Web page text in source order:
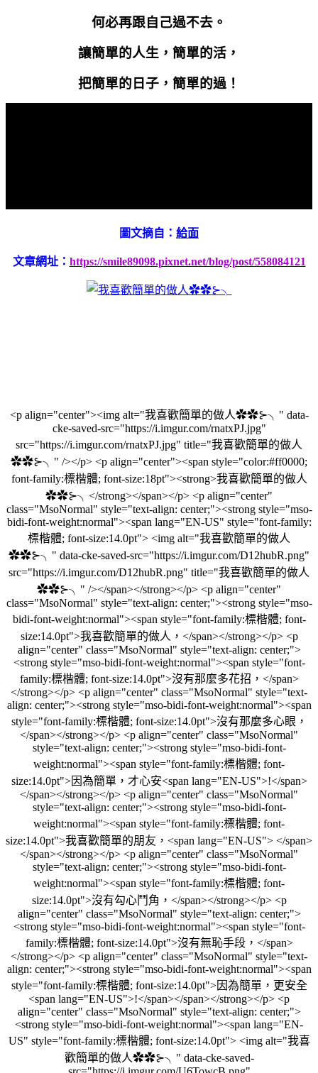
何必再跟自己過不去。
讓簡單的人生，簡單的活，
把簡單的日子，簡單的過！
圖文摘自： 給面
文章網址： https://smile89098.pixnet.net/blog/post/558084121
<p align="center"><img alt="我喜歡簡單的做人✿✿⊱╮" data-
cke-saved-src="https://i.imgur.com/rnatxPJ.jpg"
src="https://i.imgur.com/rnatxPJ.jpg" title="我喜歡簡單的做人
✿✿⊱╮" /></p> <p align="center"><span style="color:#ff0000;
font-family:標楷體; font-size:18pt"><strong>我喜歡簡單的做人
✿✿⊱╮</strong></span></p> <p align="center"
class="MsoNormal" style="text-align: center;"><strong style="mso-
bidi-font-weight:normal"><span lang="EN-US" style="font-family:
標楷體; font-size:14.0pt"> <img alt="我喜歡簡單的做人
✿✿⊱╮" data-cke-saved-src="https://i.imgur.com/D12hubR.png"
src="https://i.imgur.com/D12hubR.png" title="我喜歡簡單的做人
✿✿⊱╮" /></span></strong></p> <p align="center"
class="MsoNormal" style="text-align: center;"><strong style="mso-
bidi-font-weight:normal"><span style="font-family:標楷體; font-
size:14.0pt">我喜歡簡單的做人，</span></strong></p> <p
align="center" class="MsoNormal" style="text-align: center;">
<strong style="mso-bidi-font-weight:normal"><span style="font-
family:標楷體; font-size:14.0pt">沒有那麼多花招，</span>
</strong></p> <p align="center" class="MsoNormal" style="text-
align: center;"><strong style="mso-bidi-font-weight:normal"><span
style="font-family:標楷體; font-size:14.0pt">沒有那麼多心眼，
</span></strong></p> <p align="center" class="MsoNormal"
style="text-align: center;"><strong style="mso-bidi-font-
weight:normal"><span style="font-family:標楷體; font-
size:14.0pt">因為簡單，才心安<span lang="EN-US">!</span>
</span></strong></p> <p align="center" class="MsoNormal"
style="text-align: center;"><strong style="mso-bidi-font-
weight:normal"><span style="font-family:標楷體; font-
size:14.0pt">我喜歡簡單的朋友，<span lang="EN-US"> </span>
</span></strong></p> <p align="center" class="MsoNormal"
style="text-align: center;"><strong style="mso-bidi-font-
weight:normal"><span style="font-family:標楷體; font-
size:14.0pt">沒有勾心鬥角，</span></strong></p> <p
align="center" class="MsoNormal" style="text-align: center;">
<strong style="mso-bidi-font-weight:normal"><span style="font-
family:標楷體; font-size:14.0pt">沒有無恥手段，</span>
</strong></p> <p align="center" class="MsoNormal" style="text-
align: center;"><strong style="mso-bidi-font-weight:normal"><span
style="font-family:標楷體; font-size:14.0pt">因為簡單，更安全
<span lang="EN-US">!</span></span></strong></p> <p
align="center" class="MsoNormal" style="text-align: center;">
<strong style="mso-bidi-font-weight:normal"><span lang="EN-
US" style="font-family:標楷體; font-size:14.0pt"> <img alt="我喜
歡簡單的做人✿✿⊱╮" data-cke-saved-